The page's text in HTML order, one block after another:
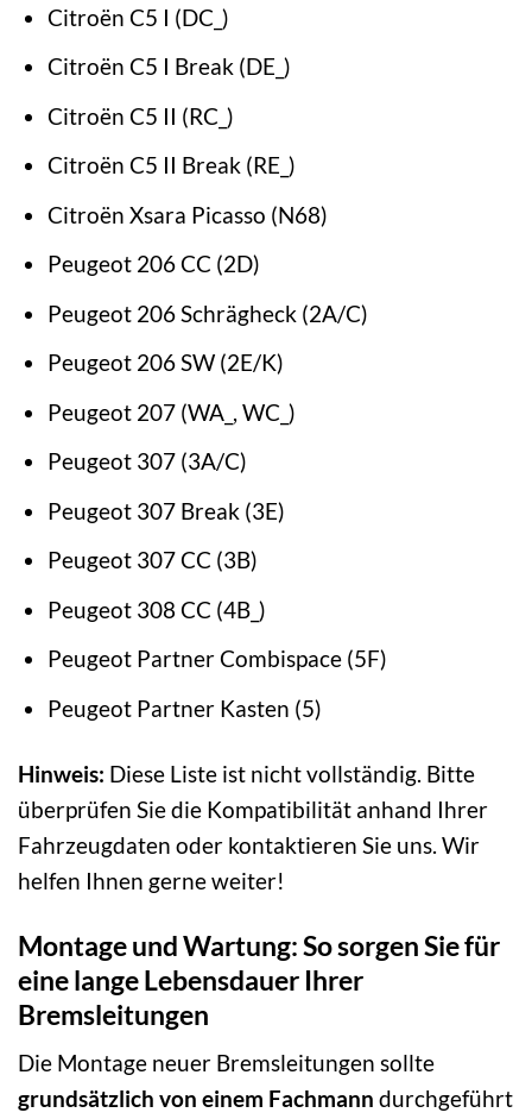
Citroën C5 I (DC_)
Citroën C5 I Break (DE_)
Citroën C5 II (RC_)
Citroën C5 II Break (RE_)
Citroën Xsara Picasso (N68)
Peugeot 206 CC (2D)
Peugeot 206 Schrägheck (2A/C)
Peugeot 206 SW (2E/K)
Peugeot 207 (WA_, WC_)
Peugeot 307 (3A/C)
Peugeot 307 Break (3E)
Peugeot 307 CC (3B)
Peugeot 308 CC (4B_)
Peugeot Partner Combispace (5F)
Peugeot Partner Kasten (5)
Hinweis: Diese Liste ist nicht vollständig. Bitte
überprüfen Sie die Kompatibilität anhand Ihrer
Fahrzeugdaten oder kontaktieren Sie uns. Wir
helfen Ihnen gerne weiter!
Montage und Wartung: So sorgen Sie für
eine lange Lebensdauer Ihrer
Bremsleitungen
Die Montage neuer Bremsleitungen sollte
grundsätzlich von einem Fachmann durchgeführt